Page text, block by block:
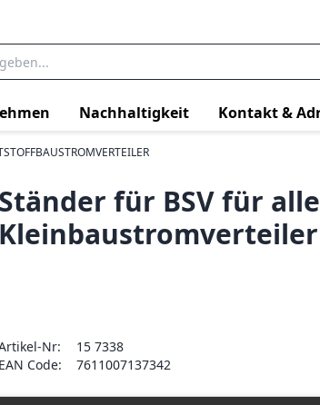
Nachhaltigkeit Kontakt &
Ständer für BSV für
Kleinbaustromverteiler
Nr:
15 7338
EAN Code:
7611007137342